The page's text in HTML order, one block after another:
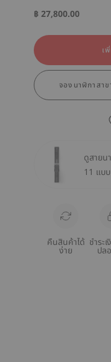
฿ 27,800.00
เ
จองนาฬิกาสาข
ดูสายน
11 แบบ
คืนสินค้าได้
ง่าย
ชำระ
ปล